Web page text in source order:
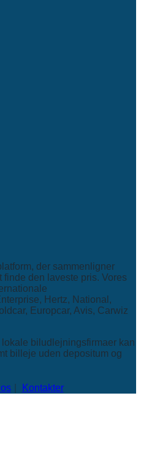
der sammenligner
den laveste pris. Vores
Hertz, National,
Europcar, Avis, Carwiz
biludlejningsfirmaer kan
billeje uden depositum og
Kontakter